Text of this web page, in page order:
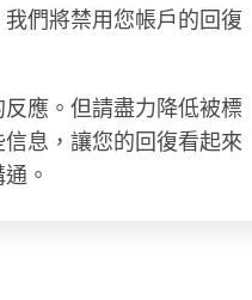
們將禁用您帳戶的回復
應。但請盡力降低被標
息，讓您的回復看起來
。